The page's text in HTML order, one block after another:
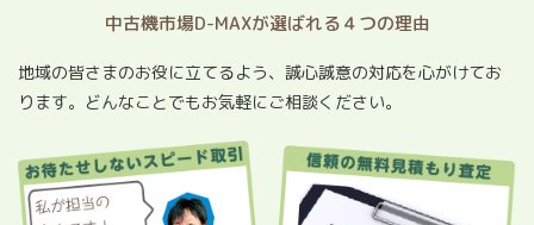
中古機市場D-MAXが選ばれる４つの理由
地域の皆さまのお役に立てるよう、誠心誠意の対応を心がけてお
ります。どんなことでもお気軽にご相談ください。